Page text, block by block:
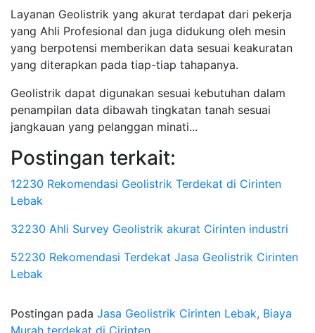
Layanan Geolistrik yang akurat terdapat dari pekerja
yang Ahli Profesional dan juga didukung oleh mesin
yang berpotensi memberikan data sesuai keakuratan
yang diterapkan pada tiap-tiap tahapanya.
Geolistrik dapat digunakan sesuai kebutuhan dalam
penampilan data dibawah tingkatan tanah sesuai
jangkauan yang pelanggan minati...
Postingan terkait:
12230 Rekomendasi Geolistrik Terdekat di Cirinten
Lebak
32230 Ahli Survey Geolistrik akurat Cirinten industri
52230 Rekomendasi Terdekat Jasa Geolistrik Cirinten
Lebak
Postingan pada Jasa Geolistrik Cirinten Lebak, Biaya
Murah terdekat di Cirinten